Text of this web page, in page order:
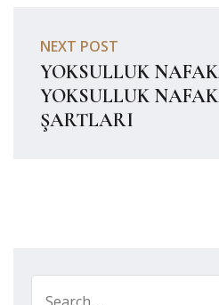
NEXT POST
YOKSULLUK
YOKSULLUK
ŞARTLARI